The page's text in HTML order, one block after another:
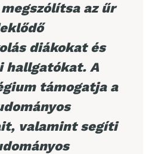
az űr
diákokat és
hallgatókat. A
támogatja a
valamint segíti